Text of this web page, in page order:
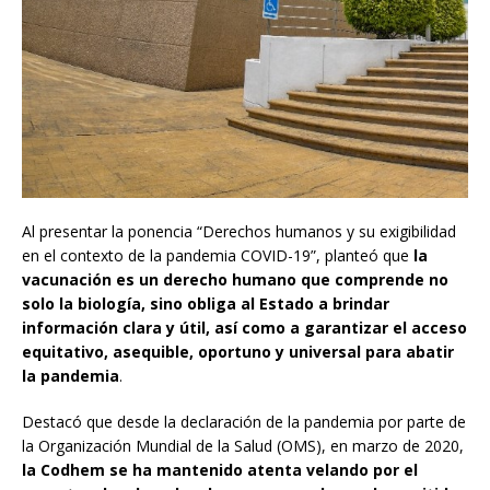
Al presentar la ponencia “Derechos humanos y su exigibilidad
en el contexto de la pandemia COVID-19”, planteó que la
vacunación es un derecho humano que comprende no
solo la biología, sino obliga al Estado a brindar
información clara y útil, así como a garantizar el acceso
equitativo, asequible, oportuno y universal para abatir
la pandemia.
Destacó que desde la declaración de la pandemia por parte de
la Organización Mundial de la Salud (OMS), en marzo de 2020,
la Codhem se ha mantenido atenta velando por el